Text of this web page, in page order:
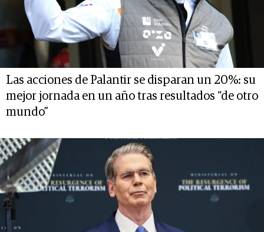
Las acciones de Palantir se disparan un 20%: su
mejor jornada en un año tras resultados “de otro
mundo”